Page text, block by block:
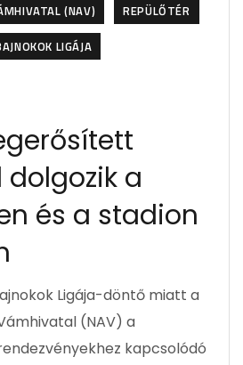
(NAV)
REPÜLŐTÉR
LIGÁJA
a
és a stadion
Ligája-döntő miatt a
(NAV) a
kapcsolódó